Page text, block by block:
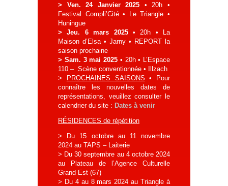
> Ven. 24 Janvier 2025 • 20h •
Festival Compli’Cité • Le Triangle •
Huningue
> Jeu. 6 mars 2025 • 20h • La
Maison d’Elsa • Jarny • REPORT la
saison prochaine
> Sam. 3 mai 2025 • 20h • L’Espace
110 – Scène conventionnée • Illzach
> PROCHAINES SAISONS • Pour
connaître les nouvelles dates de
représentations, veuillez consulter le
calendrier du site : Dates à venir
RÉSIDENCES de répétition
> Du 15 octobre au 11 novembre
2024 au TAPS – Laiterie
> Du 30 septembre au 4 octobre 2024
au Plateau de l’Agence Culturelle
Grand Est (67)
> Du 4 au 8 mars 2024 au Triangle à